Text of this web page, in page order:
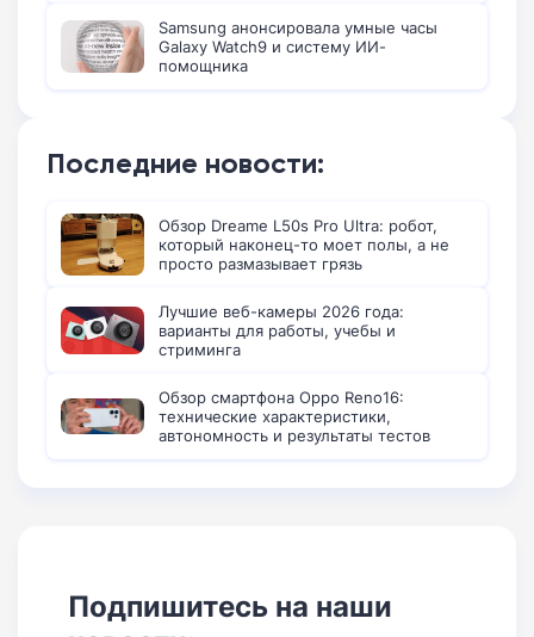
Samsung анонсировала умные часы
Galaxy Watch9 и систему ИИ-
помощника
Последние новости:
Обзор Dreame L50s Pro Ultra: робот,
который наконец-то моет полы, а не
просто размазывает грязь
Лучшие веб-камеры 2026 года:
варианты для работы, учебы и
стриминга
Обзор смартфона Oppo Reno16:
технические характеристики,
автономность и результаты тестов
Подпишитесь на наши